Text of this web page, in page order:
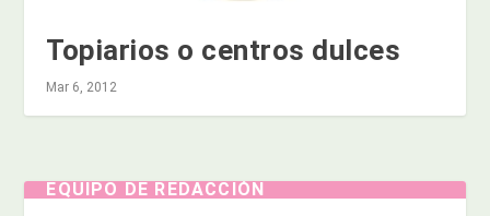
Topiarios o centros dulces
Mar 6, 2012
EQUIPO DE REDACCIÓN